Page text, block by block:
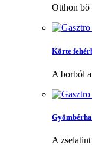
Otthon bő
Körte
A borból
A